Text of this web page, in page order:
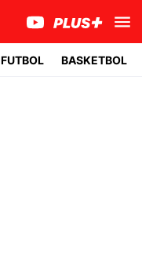
FUTBOL BASKETBOL